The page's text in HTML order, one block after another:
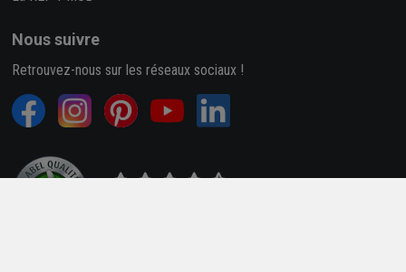
Nous suivre
Retrouvez-nous sur les réseaux sociaux !